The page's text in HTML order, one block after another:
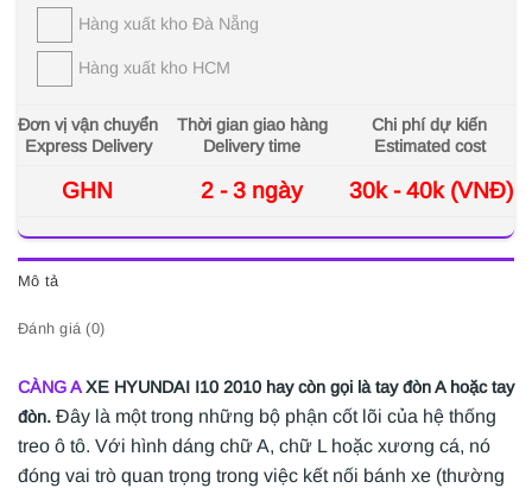
Hàng xuất kho Đà Nẵng
Hàng xuất kho HCM
Đơn vị vận chuyển
Express Delivery
Thời gian giao hàng
Delivery time
Chi phí dự kiến
Estimated cost
GHN 2 - 3 ngày 30k - 40k (VNĐ)
Mô tả
Đánh giá (0)
CÀNG AXE HYUNDAI I10 2010 hay còn gọi là tay đòn A hoặc tay
đòn. Đây là một trong những bộ phận cốt lõi của hệ thống
treo ô tô. Với hình dáng chữ A, chữ L hoặc xương cá, nó
đóng vai trò quan trọng trong việc kết nối bánh xe (thường